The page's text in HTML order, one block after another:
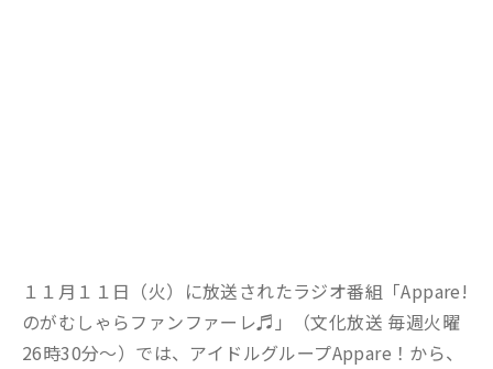
１１月１１日（火）に放送されたラジオ番組「Appare!
のがむしゃらファンファーレ♬」（文化放送 毎週火曜
26時30分～）では、アイドルグループAppare！から、